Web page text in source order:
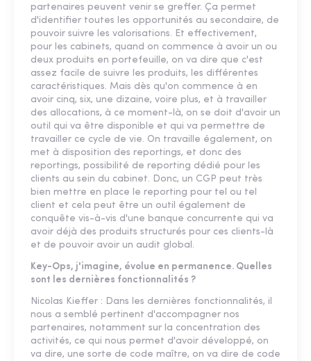
partenaires peuvent venir se greffer. Ça permet
d'identifier toutes les opportunités au secondaire, de
pouvoir suivre les valorisations. Et effectivement,
pour les cabinets, quand on commence à avoir un ou
deux produits en portefeuille, on va dire que c'est
assez facile de suivre les produits, les différentes
caractéristiques. Mais dès qu'on commence à en
avoir cinq, six, une dizaine, voire plus, et à travailler
des allocations, à ce moment-là, on se doit d'avoir un
outil qui va être disponible et qui va permettre de
travailler ce cycle de vie. On travaille également, on
met à disposition des reportings, et donc des
reportings, possibilité de reporting dédié pour les
clients au sein du cabinet. Donc, un CGP peut très
bien mettre en place le reporting pour tel ou tel
client et cela peut être un outil également de
conquête vis-à-vis d'une banque concurrente qui va
avoir déjà des produits structurés pour ces clients-là
et de pouvoir avoir un audit global.
Key-Ops, j'imagine, évolue en permanence. Quelles
sont les dernières fonctionnalités ?
Nicolas Kieffer : Dans les dernières fonctionnalités, il
nous a semblé pertinent d'accompagner nos
partenaires, notamment sur la concentration des
activités, ce qui nous permet d'avoir développé, on
va dire, une sorte de code maître, on va dire de code